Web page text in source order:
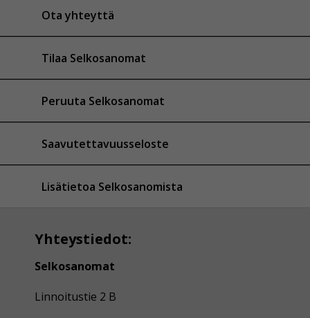
Ota yhteyttä
Tilaa Selkosanomat
Peruuta Selkosanomat
Saavutettavuusseloste
Lisätietoa Selkosanomista
Yhteystiedot:
Selkosanomat
Linnoitustie 2 B